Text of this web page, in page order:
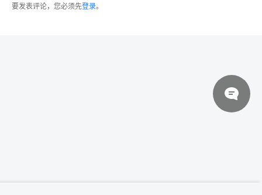
要发表评论，您必须先登录。